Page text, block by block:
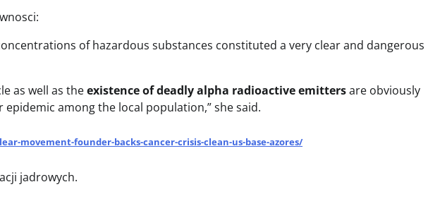
of hazardous substances constituted a very clear and dangerous
as well as theexistence of deadly alpha radioactive emittersare obviously
among the local population,” she said.
movement-founder-backs-cancer-crisis-clean-us-base-azores/
jadrowych.